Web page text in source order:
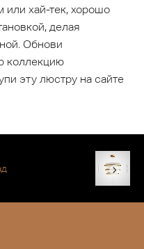
или хай-тек, хорошо
делая
Обнови
коллекцию
эту люстру на сайте